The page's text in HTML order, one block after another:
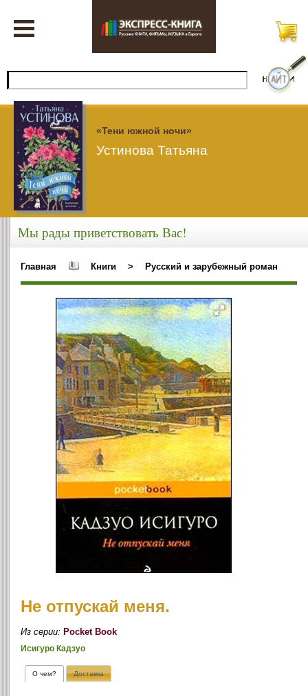
«Тени южной ночи»
Устинова Татьяна
Мы рады приветствовать Вас!
Главная Книги > Русский и зарубежный роман
Не отпускай меня.
Из серии:Pocket Book
Исигуро Кадзуо
О чем? Доставка